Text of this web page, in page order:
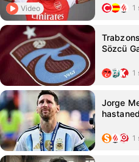
Video 1
Sözcü
1
Jorge
1